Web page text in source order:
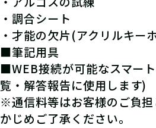
・調合シート
・才能の欠片(アクリルキー
■筆記用具
■WEB接続が可能なスマー
覧・解答報告に使用します)
※通信料等はお客様のご負担
かじめご了承ください。